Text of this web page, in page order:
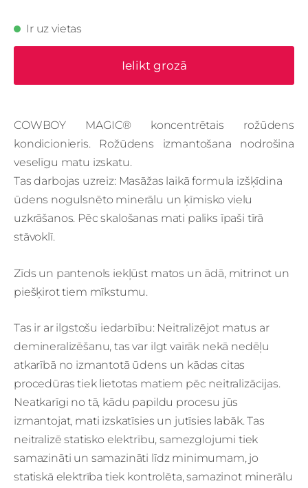
Ir uz vietas
Ielikt grozā
COWBOY MAGIC® koncentrētais rožūdens
kondicionieris. Rožūdens izmantošana nodrošina
veselīgu matu izskatu.
Tas darbojas uzreiz: Masāžas laikā formula izšķīdina
ūdens nogulsnēto minerālu un ķīmisko vielu
uzkrāšanos. Pēc skalošanas mati paliks īpaši tīrā
stāvoklī.
Zīds un pantenols iekļūst matos un ādā, mitrinot un
piešķirot tiem mīkstumu.
Tas ir ar ilgstošu iedarbību: Neitralizējot matus ar
demineralizēšanu, tas var ilgt vairāk nekā nedēļu
atkarībā no izmantotā ūdens un kādas citas
procedūras tiek lietotas matiem pēc neitralizācijas.
Neatkarīgi no tā, kādu papildu procesu jūs
izmantojat, mati izskatīsies un jutīsies labāk. Tas
neitralizē statisko elektrību, samezglojumi tiek
samazināti un samazināti līdz minimumam, jo
statiskā elektrība tiek kontrolēta, samazinot minerālu